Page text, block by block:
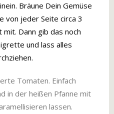
Bräune Dein Gemüse
von jeder Seite circa 3
Dann gib das noch
und lass alles
Tomaten. Einfach
in der heißen Pfanne mit
lassen.